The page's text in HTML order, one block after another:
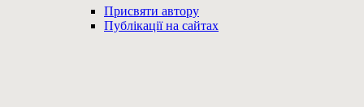
Присвяти автору
Публікації на сайтах